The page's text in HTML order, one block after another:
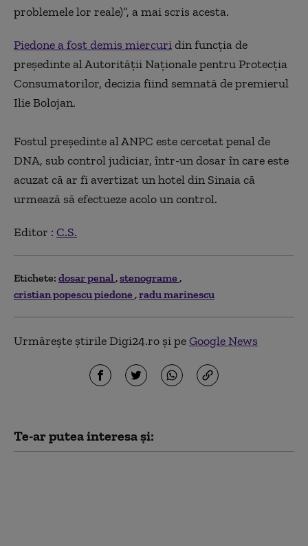
problemele lor reale)”, a mai scris acesta.
Piedone a fost demis miercuridin funcţia de
preşedinte al Autorităţii Naţionale pentru Protecţia
Consumatorilor, decizia fiind semnată de premierul
Ilie Bolojan.
Fostul preşedinte al ANPC este cercetat penal de
DNA, sub control judiciar, într-un dosar în care este
acuzat că ar fi avertizat un hotel din Sinaia că
urmează să efectueze acolo un control.
Editor : C.S.
Etichete: dosar penal stenograme
cristian popescu piedone radu marinescu
Urmărește știrile Digi24.ro și peGoogle News
Te-ar putea interesa și: